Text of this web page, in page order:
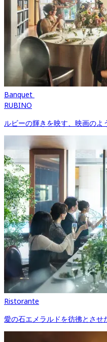
Banquet
RUBINO
ルビーの輝きを映す、映画のよ
Ristorante
愛の石エメラルドを彷彿とさ